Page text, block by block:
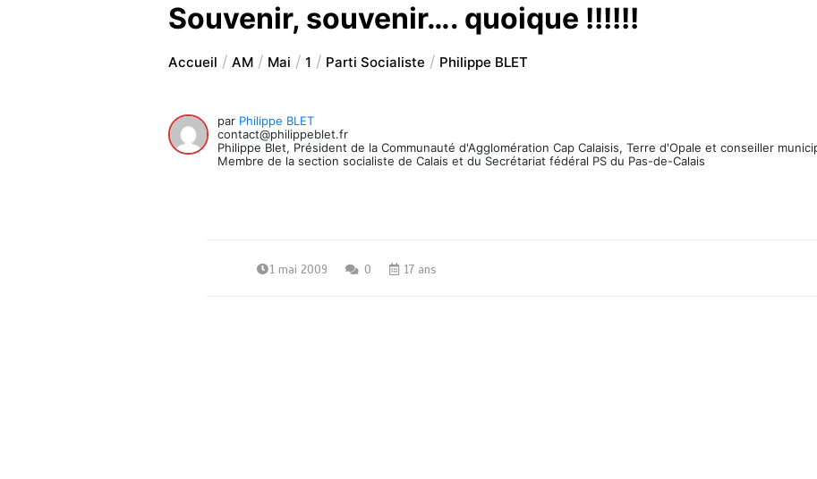
Souvenir, souvenir…. quoique !!!!!!
Accueil AM Mai 1 Parti Socialiste Philippe BLET
par Philippe BLET
contact@philippeblet.fr
Philippe Blet, Président de la Communauté d'Agglomération Cap Calaisis, Terre d'Opale et conseiller
Membre de la section socialiste de Calais et du Secrétariat fédéral PS du Pas-de-Calais
1 mai 2009 0 17 ans